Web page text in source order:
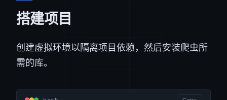
搭建项目
创建虚拟环境以隔离项目依赖，然后安装爬虫所
需的库。